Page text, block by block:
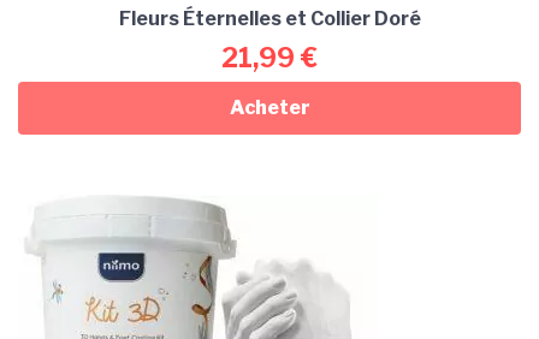
Fleurs Éternelles et Collier Doré
21,99 €
Acheter